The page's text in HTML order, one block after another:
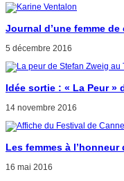
Journal d’une femme
5 décembre 2016
Idée sortie : « La Peur »
14 novembre 2016
Les femmes à
16 mai 2016